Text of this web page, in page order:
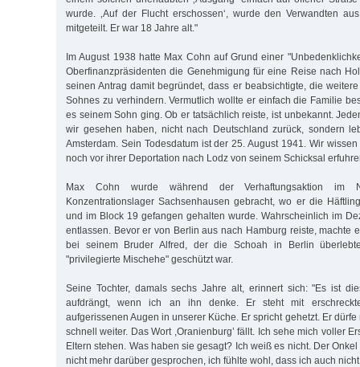
wurde. ‚Auf der Flucht erschossen‘, wurde den Verwandten
mitgeteilt. Er war 18 Jahre alt."
Im August 1938 hatte Max Cohn auf Grund einer
Oberfinanzpräsidenten die Genehmigung für eine Reise nach
seinen Antrag damit begründet, dass er beabsichtigte, die
Sohnes zu verhindern. Vermutlich wollte er einfach die Familie
es seinem Sohn ging. Ob er tatsächlich reiste, ist unbekannt.
wir gesehen haben, nicht nach Deutschland zurück, sondern
Amsterdam. Sein Todesdatum ist der 25. August 1941. Wir
noch vor ihrer Deportation nach Lodz von seinem Schicksal
Max Cohn wurde während der Verhaftungsaktion im
Konzentrationslager Sachsenhausen gebracht, wo er die
und im Block 19 gefangen gehalten wurde. Wahrscheinlich im
entlassen. Bevor er von Berlin aus nach Hamburg reiste, machte
bei seinem Bruder Alfred, der die Schoah in Berlin
"privilegierte Mischehe" geschützt war.
Seine Tochter, damals sechs Jahre alt, erinnert sich: "Es ist
aufdrängt, wenn ich an ihn denke. Er steht mit
aufgerissenen Augen in unserer Küche. Er spricht gehetzt. Er
schnell weiter. Das Wort ,Oranienburg’ fällt. Ich sehe mich voller
Eltern stehen. Was haben sie gesagt? Ich weiß es nicht. Der
nicht mehr darüber gesprochen, ich fühlte wohl, dass ich auch